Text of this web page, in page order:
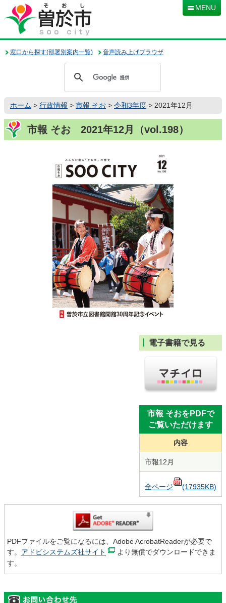
本
文
移
動
音声読み上げブラウザ
窓口から探す(部署別案内一覧)
MENU
ホーム > 行政情報 > 市報 そお > 令和3年度 > 2021年12月
市報 そお 2021年12月（vol.198）
電子書籍で見る
市報 そおをPDFで
ご覧いただけます
内容
市報12月
全ページ (17935KB)
PDFファイルをご覧になるには、Adobe AcrobatReaderが必要で
す。 アドビシステムズ社サイト
より無償でダウンロードできま
す。